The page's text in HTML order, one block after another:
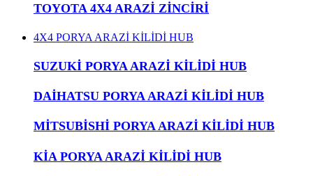
TOYOTA 4X4 ARAZİ ZİNCİRİ
4X4 PORYA ARAZİ KİLİDİ HUB
SUZUKİ PORYA ARAZİ KİLİDİ HUB
DAİHATSU PORYA ARAZİ KİLİDİ HUB
MİTSUBİSHİ PORYA ARAZİ KİLİDİ HUB
KİA PORYA ARAZİ KİLİDİ HUB